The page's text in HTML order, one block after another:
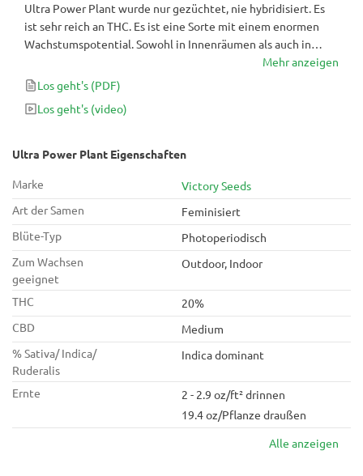
Ultra Power Plant wurde nur gezüchtet, nie hybridisiert. Es
ist sehr reich an THC. Es ist eine Sorte mit einem enormen
Wachstumspotential. Sowohl in Innenräumen als auch in
Gewächshäusern haben die Pflanzen einen enormen Ertrag.
Mehr anzeigen
Los geht's (PDF)
Los geht's (video)
Ultra Power Plant Eigenschaften
Marke
Victory Seeds
Art der Samen
Feminisiert
Blüte-Typ
Photoperiodisch
Zum Wachsen
geeignet
Outdoor, Indoor
THC
20%
CBD
Medium
% Sativa/ Indica/
Ruderalis
Indica dominant
Ernte
2 - 2.9 oz/ft² drinnen
19.4 oz/Pflanze draußen
Alle anzeigen